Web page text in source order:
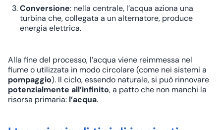
Conversione: nella centrale, l’acqua aziona una
turbina che, collegata a un alternatore, produce
energia elettrica.
Alla fine del processo, l’acqua viene reimmessa nel
fiume o utilizzata in modo circolare (come nei sistemi a
pompaggio). Il ciclo, essendo naturale, si può rinnovare
potenzialmente all’infinito, a patto che non manchi la
risorsa primaria: l’acqua.